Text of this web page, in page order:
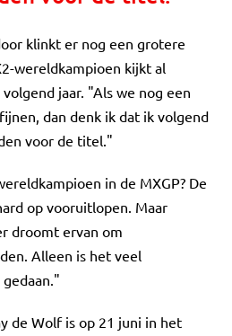
klinkt er nog een grotere
wereldkampioen kijkt al
jaar. "Als we nog een
dan denk ik dat ik volgend
voor de titel."
in de MXGP? De
op vooruitlopen. Maar
droomt ervan om
Alleen is het veel
de Wolf is op 21 juni in het